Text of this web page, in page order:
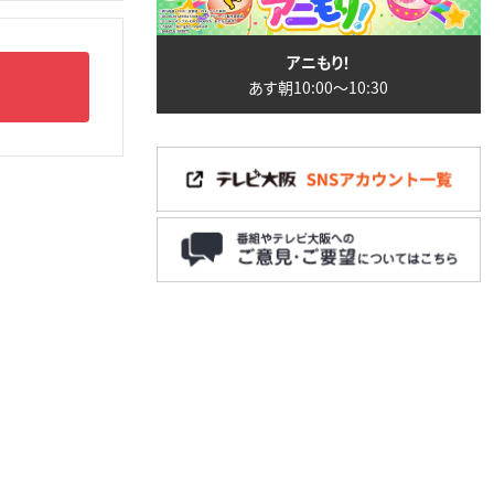
アニもり！
あす朝10:00〜10:30